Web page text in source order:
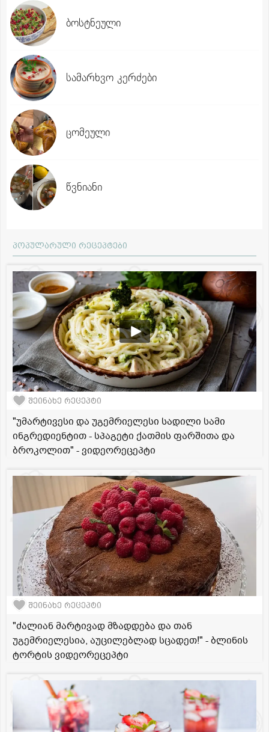
ბოსტნეული
სამარხვო კერძები
ცომეული
წვნიანი
პოპულარული რეცეპტები
შეინახე რეცეპტი
"უმარტივესი და უგემრიელესი სადილი სამი
ინგრედიენტით - სპაგეტი ქათმის ფარშითა და
ბროკოლით" - ვიდეორეცეპტი
შეინახე რეცეპტი
"ძალიან მარტივად მზადდება და თან
უგემრიელესია, აუცილებლად სცადეთ!" - ბლინის
ტორტის ვიდეორეცეპტი